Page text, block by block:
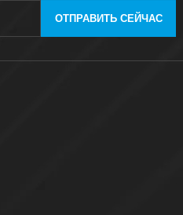
ОТПРАВИТЬ СЕЙЧАС